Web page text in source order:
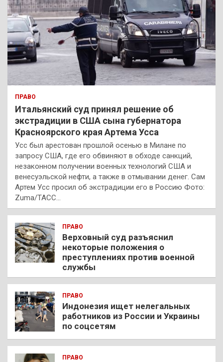
ПРАВО
Итальянский суд принял решение об
экстрадиции в США сына губернатора
Красноярского края Артема Усса
Усс был арестован прошлой осенью в Милане по
запросу США, где его обвиняют в обходе санкций,
незаконном получении военных технологий США и
венесуэльской нефти, а также в отмывании денег. Сам
Артем Усс просил об экстрадиции его в Россию Фото:
Zuma/ТАСС…
ПРАВО
Верховный суд разъяснил
некоторые положения о
преступлениях против военной
службы
ПРАВО
Индонезия ищет нелегальных
работников из России и Украины
по соцсетям
ПРАВО